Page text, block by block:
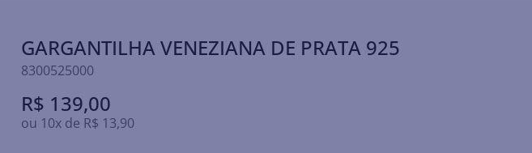
GARGANTILHA VENEZIANA DE PRATA 925
8300525000
R$ 139,00
ou 10x de R$ 13,90